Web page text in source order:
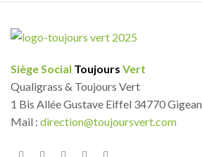
Siège Social Toujours Vert
Qualigrass & Toujours Vert
1 Bis Allée Gustave Eiffel 34770 Gigean
Mail : direction@toujoursvert.com